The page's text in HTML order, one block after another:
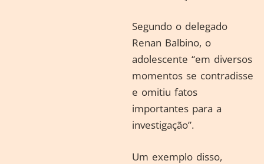
Segundo o delegado
Renan Balbino, o
adolescente “em diversos
momentos se contradisse
e omitiu fatos
importantes para a
investigação”.
Um exemplo disso,